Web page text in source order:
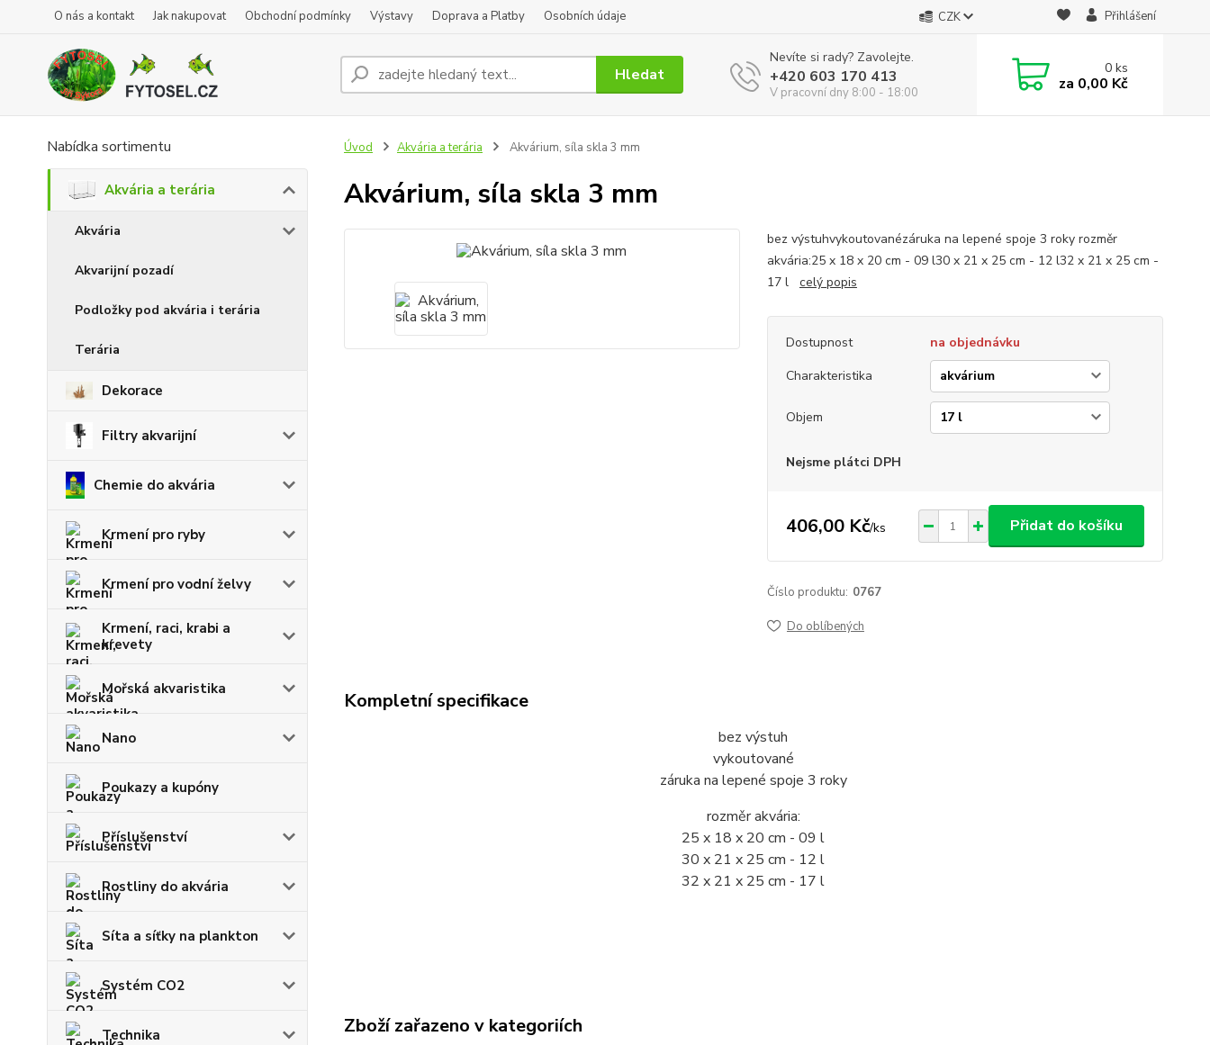
O nás a kontakt Jak nakupovat Obchodní podmínky Výstavy Doprava a Platby Osobních údaje CZK Přihlášení
Hledat
Nevíte si rady? Zavolejte.
+420 603 170 413
V pracovní dny 8:00 - 18:00
0ks
za 0,00 Kč
Nabídka sortimentu
Akvária a terária
Akvária
Akvarijní pozadí
Podložky pod akvária i terária
Terária
Dekorace
Filtry akvarijní
Chemie do akvária
Krmení pro ryby
Krmení pro vodní želvy
Krmení, raci, krabi a
krevety
Mořská akvaristika
Nano
Poukazy a kupóny
Příslušenství
Rostliny do akvária
Síta a síťky na plankton
Systém CO2
Technika
Úvod Akvária a terária Akvárium, síla skla 3 mm
Akvárium, síla skla 3 mm
bez výstuhvykoutovanézáruka na lepené spoje 3 roky rozměr
akvária:25 x 18 x 20 cm - 09 l30 x 21 x 25 cm - 12 l32 x 21 x 25 cm -
17 l celý popis
Dostupnost
na objednávku
Charakteristika
Objem
Nejsme plátci DPH
406,00 Kč/ks Přidat do košíku
Číslo produktu: 0767
Do oblíbených
Kompletní specifikace
bez výstuh
vykoutované
záruka na lepené spoje 3 roky
rozměr akvária:
25 x 18 x 20 cm - 09 l
30 x 21 x 25 cm - 12 l
32 x 21 x 25 cm - 17 l
Zboží zařazeno v kategoriích